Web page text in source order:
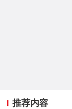
推荐内容